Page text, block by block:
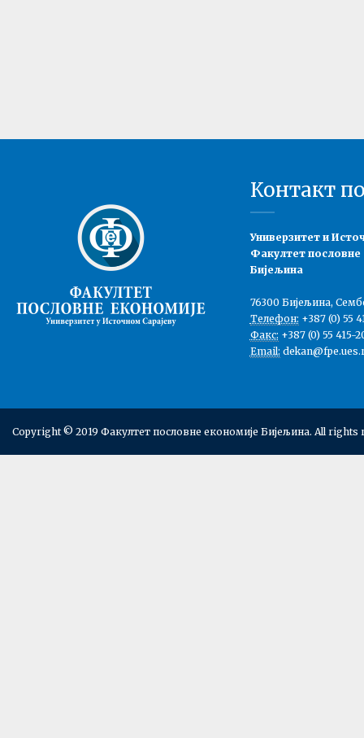
Контакт
Универзитет и
Факултет пословне
Бијељина
76300 Бијељина,
Телефон: +387 (0) 55
Факс: +387 (0) 55 415-
Email:
Copyright © 2019 Факултет пословне економије Бијељина. All rights